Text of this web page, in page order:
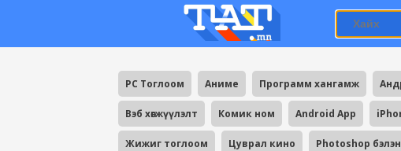
PC Тоглоом Аниме Программ хангамж
Вэб хөгжүүлэлт Комик ном Android App
Жижиг тоглоом Цуврал кино Photoshop